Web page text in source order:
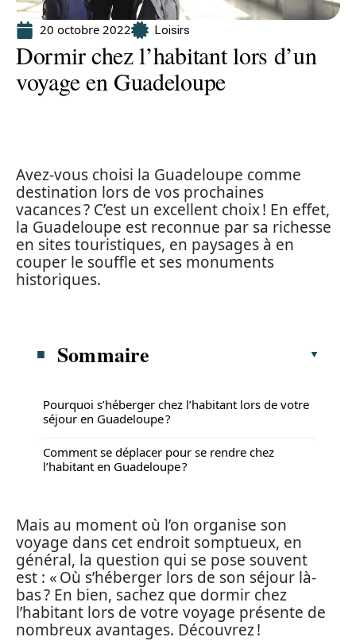
20 octobre 2022 Loisirs
Dormir chez l’habitant lors d’un
voyage en Guadeloupe
Avez-vous choisi la Guadeloupe comme
destination lors de vos prochaines
vacances ? C’est un excellent choix ! En effet,
la Guadeloupe est reconnue par sa richesse
en sites touristiques, en paysages à en
couper le souffle et ses monuments
historiques.
Sommaire
Pourquoi s’héberger chez l’habitant lors de votre
séjour en Guadeloupe ?
Comment se déplacer pour se rendre chez
l’habitant en Guadeloupe ?
Mais au moment où l’on organise son
voyage dans cet endroit somptueux, en
général, la question qui se pose souvent
est : « Où s’héberger lors de son séjour là-
bas ? En bien, sachez que dormir chez
l’habitant lors de votre voyage présente de
nombreux avantages. Découvrez !